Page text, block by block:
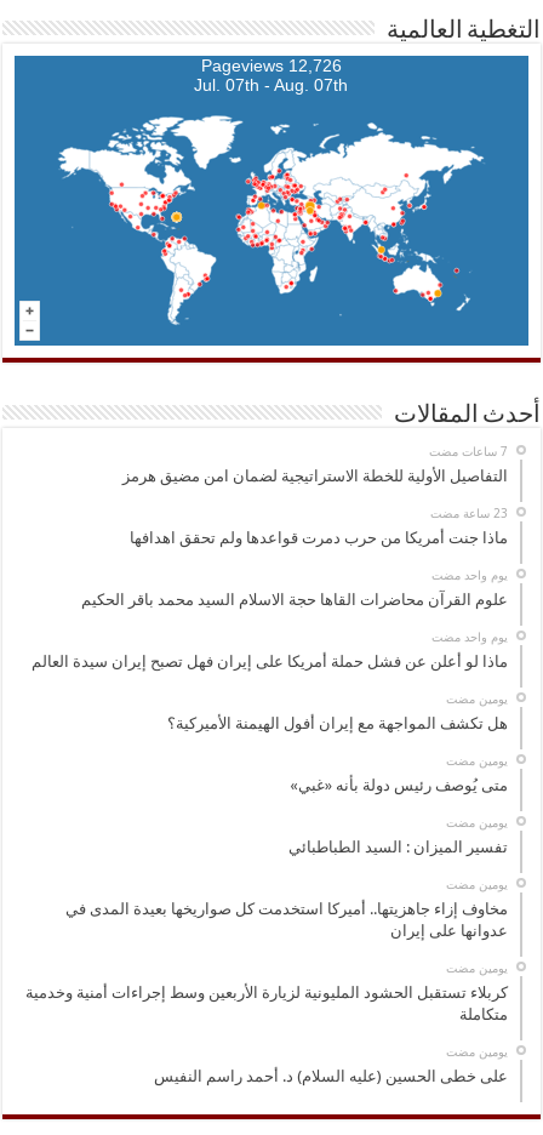
التغطية العالمية
12,726 Pageviews
Jul. 07th - Aug. 07th
أحدث المقالات
التفاصيل الأولية للخطة الاستراتيجية لضمان امن مضيق هرمز
ماذا جنت أمريكا من حرب دمرت قواعدها ولم تحقق اهدافها
‏يوم واحد مضت
علوم القرآن محاضرات القاها حجة الاسلام السيد محمد باقر الحكيم
‏يوم واحد مضت
ماذا لو أعلن عن فشل حملة أمريكا على إيران فهل تصبح إيران سيدة العالم
‏يومين مضت
هل تكشف المواجهة مع إيران أفول الهيمنة الأميركية؟
‏يومين مضت
متى يُوصف رئيس دولة بأنه «غبي»
‏يومين مضت
تفسير الميزان : السيد الطباطبائي
‏يومين مضت
مخاوف إزاء جاهزيتها.. أميركا استخدمت كل صواريخها بعيدة المدى في
عدوانها على إيران
‏يومين مضت
كربلاء تستقبل الحشود المليونية لزيارة الأربعين وسط إجراءات أمنية وخدمية
متكاملة
‏يومين مضت
على خطى الحسين (عليه السلام) د. أحمد راسم النفيس